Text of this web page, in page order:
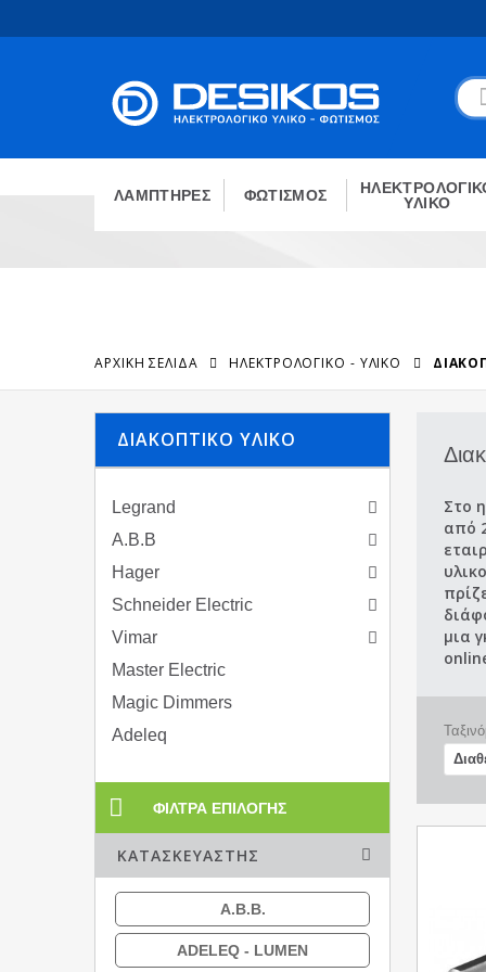
ΛΑΜΠΤΗΡΕΣ ΦΩΤΙΣΜΟΣ
ΥΛΙΚΟ
ΑΡΧΙΚΉ ΣΕΛΊΔΑ ΗΛΕΚΤΡΟΛΟΓΙΚΟ - ΥΛΙΚΟ
ΔΙΑΚΟΠΤΙΚΌ ΥΛΙΚΌ
Legrand
A.B.B
Hager
Schneider Electric
Vimar
Master Electric
Magic Dimmers
Adeleq
ΦΊΛΤΡΑ ΕΠΙΛΟΓΉΣ
ΚΑΤΑΣΚΕΥΑΣΤΉΣ
A.B.B.
ADELEQ - LUMEN
Στο
από
μια